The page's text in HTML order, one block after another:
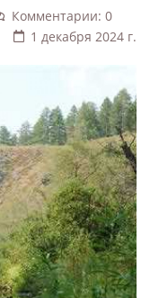
Комментарии: 0
1 декабря 2024 г.